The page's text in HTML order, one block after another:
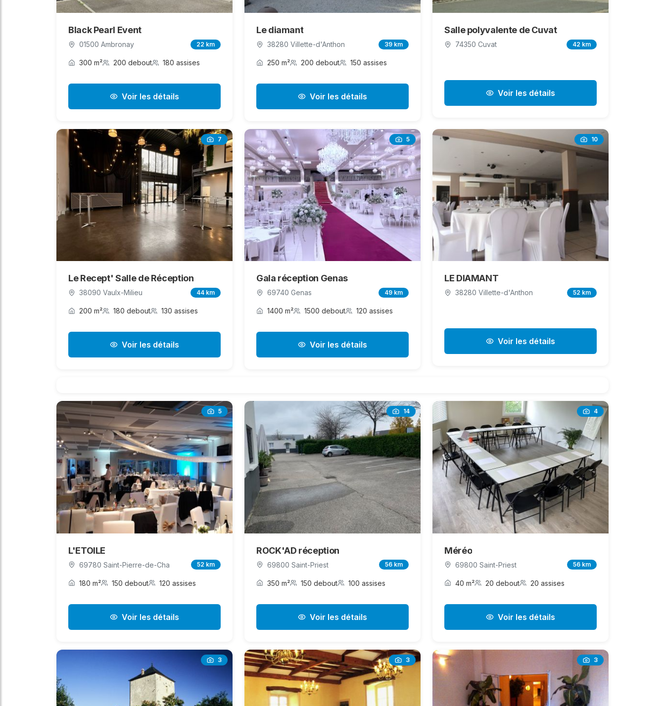
Black Pearl Event
01500 Ambronay 22 km
300 m² 200 debout 180 assises
Voir les détails
Le diamant
38280 Villette-d'Anthon 39 km
250 m² 200 debout 150 assises
Voir les détails
Salle polyvalente de Cuvat
74350 Cuvat 42 km
Voir les détails
7
Le Recept' Salle de Réception
38090 Vaulx-Milieu 44 km
200 m² 180 debout 130 assises
Voir les détails
5
Gala réception Genas
69740 Genas 49 km
1400 m² 1500 debout 120 assises
Voir les détails
10
LE DIAMANT
38280 Villette-d'Anthon 52 km
Voir les détails
5
L'ETOILE
69780 Saint-Pierre-de-Cha 52 km
180 m² 150 debout 120 assises
Voir les détails
14
ROCK'AD réception
69800 Saint-Priest 56 km
350 m² 150 debout 100 assises
Voir les détails
4
Méréo
69800 Saint-Priest 56 km
40 m² 20 debout 20 assises
Voir les détails
3 3 3